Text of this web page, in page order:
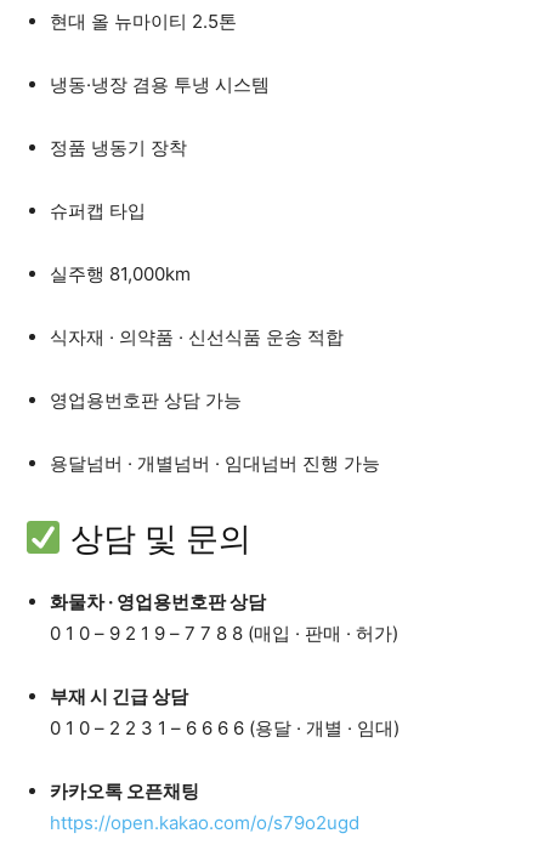
현대 올 뉴마이티 2.5톤
냉동·냉장 겸용 투냉 시스템
정품 냉동기 장착
슈퍼캡 타입
실주행 81,000km
식자재 · 의약품 · 신선식품 운송 적합
영업용번호판 상담 가능
용달넘버 · 개별넘버 · 임대넘버 진행 가능
상담 및 문의
화물차 · 영업용번호판 상담
0 1 0 – 9 2 1 9 – 7 7 8 8 (매입 · 판매 · 허가)
부재 시 긴급 상담
0 1 0 – 2 2 3 1 – 6 6 6 6 (용달 · 개별 · 임대)
카카오톡 오픈채팅
https://open.kakao.com/o/s79o2ugd